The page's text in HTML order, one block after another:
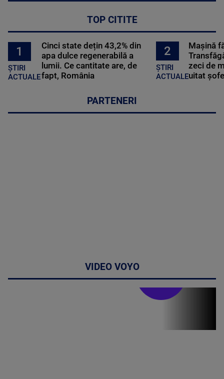
TOP CITITE
1
ȘTIRI
ACTUALE
Cinci state dețin 43,2% din
apa dulce regenerabilă a
lumii. Ce cantitate are, de
fapt, România
2
ȘTIRI
ACTUALE
Mașină
zeci de
uitat
PARTENERI
VIDEO VOYO
Stirile PRO TV